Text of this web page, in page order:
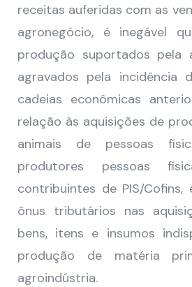
receitas auferidas com as
agronegócio, é inegável
produção suportados pela
agravados pela incidência
cadeias econômicas
relação às aquisições de
animais de pessoas
produtores pessoas
contribuintes de PIS/
ônus tributários nas
bens, itens e insumos
produção de matéria
agroindústria.